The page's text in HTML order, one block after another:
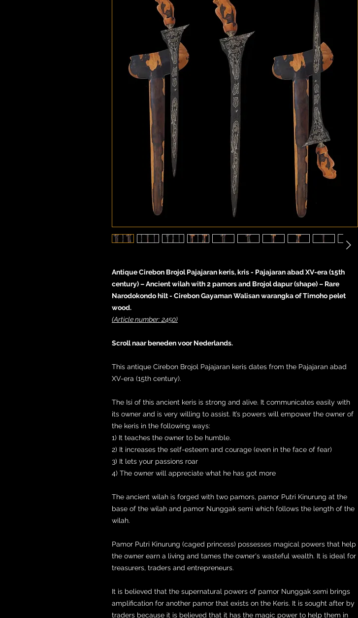
Antique Cirebon Brojol Pajajaran keris, kris - Pajajaran abad XV-era (15th
century) – Ancient wilah with 2 pamors and Brojol dapur (shape) – Rare
Narodokondo hilt - Cirebon Gayaman Walisan warangka of Timoho pelet
wood.
(Article number: 2450)
Scroll naar beneden voor Nederlands.
This antique Cirebon Brojol Pajajaran keris dates from the Pajajaran abad
XV-era (15th century).
The Isi of this ancient keris is strong and alive. It communicates easily with
its owner and is very willing to assist. It’s powers will empower the owner of
the keris in the following ways:
1) It teaches the owner to be humble.
2) It increases the self-esteem and courage (even in the face of fear)
3) It lets your passions roar
4) The owner will appreciate what he has got more
The ancient wilah is forged with two pamors, pamor Putri Kinurung at the
base of the wilah and pamor Nunggak semi which follows the length of the
wilah.
Pamor Putri Kinurung (caged princess) possesses magical powers that help
the owner earn a living and tames the owner's wasteful wealth. It is ideal for
treasurers, traders and entrepreneurs.
It is believed that the supernatural powers of pamor Nunggak semi brings
amplification for another pamor that exists on the Keris. It is sought after by
traders because it is believed that it has the magic power to help them in